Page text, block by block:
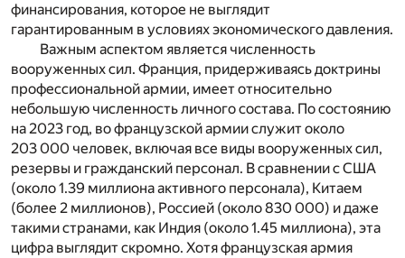
финансирования, которое не выглядит
гарантированным в условиях экономического давления.
Важным аспектом является численность
вооруженных сил. Франция, придерживаясь доктрины
профессиональной армии, имеет относительно
небольшую численность личного состава. По состоянию
на 2023 год, во французской армии служит около
203 000 человек, включая все виды вооруженных сил,
резервы и гражданский персонал. В сравнении с США
(около 1.39 миллиона активного персонала), Китаем
(более 2 миллионов), Россией (около 830 000) и даже
такими странами, как Индия (около 1.45 миллиона), эта
цифра выглядит скромно. Хотя французская армия